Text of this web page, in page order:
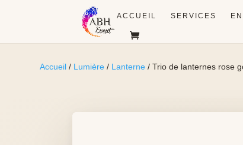
ACCUEIL SERVICES
Accueil / Lumière / Lanterne / Trio de lanternes rose